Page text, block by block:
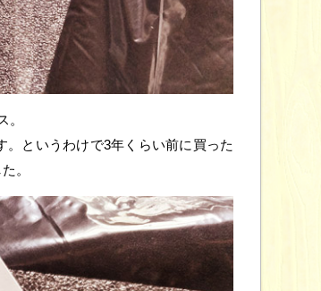
。
というわけで3年くらい前に買った
。